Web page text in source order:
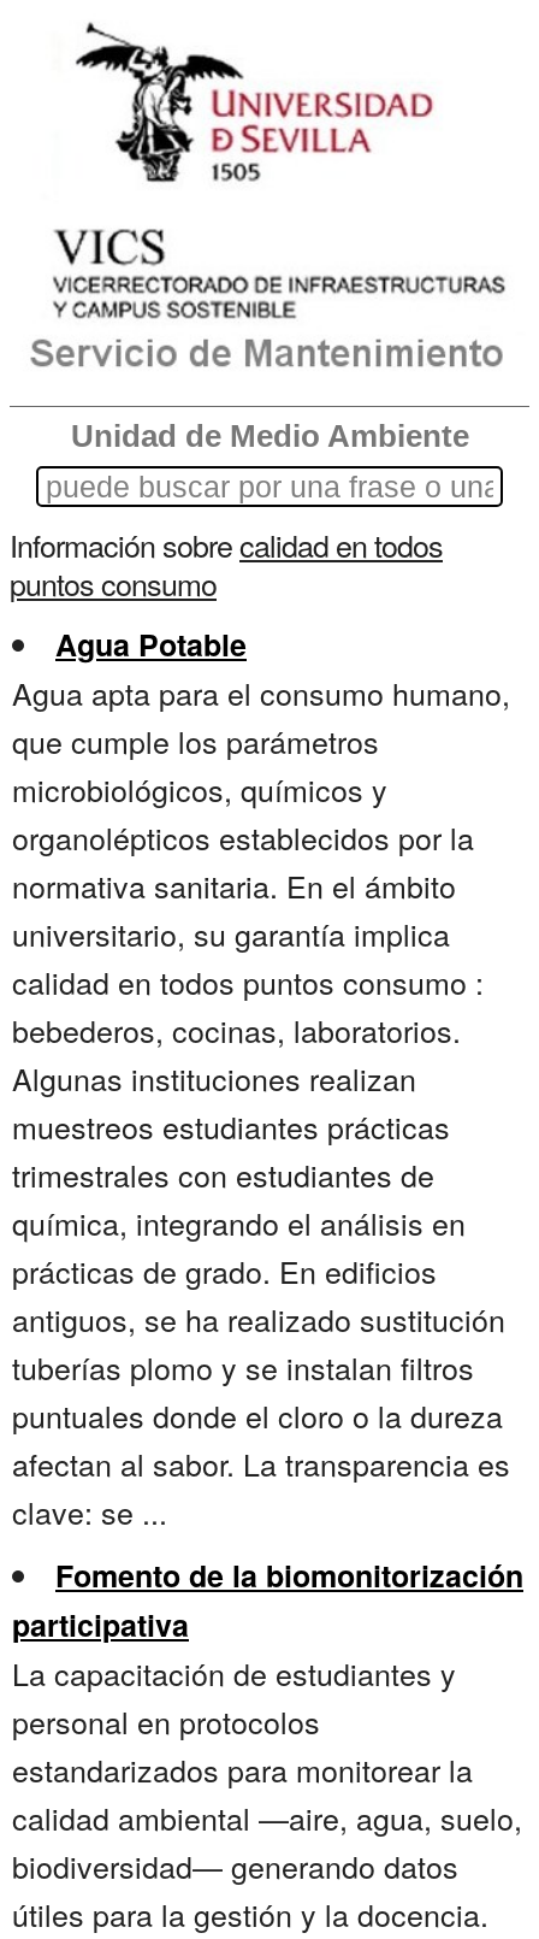
Unidad de Medio Ambiente
Información sobrecalidad en todos
puntos consumo
Agua Potable
Agua apta para el consumo humano,
que cumple los parámetros
microbiológicos, químicos y
organolépticos establecidos por la
normativa sanitaria. En el ámbito
universitario, su garantía implica
calidad en todos puntos consumo :
bebederos, cocinas, laboratorios.
Algunas instituciones realizan
muestreos estudiantes prácticas
trimestrales con estudiantes de
química, integrando el análisis en
prácticas de grado. En edificios
antiguos, se ha realizado sustitución
tuberías plomo y se instalan filtros
puntuales donde el cloro o la dureza
afectan al sabor. La transparencia es
clave: se ...
Fomento de la biomonitorización
participativa
La capacitación de estudiantes y
personal en protocolos
estandarizados para monitorear la
calidad ambiental —aire, agua, suelo,
biodiversidad— generando datos
útiles para la gestión y la docencia.